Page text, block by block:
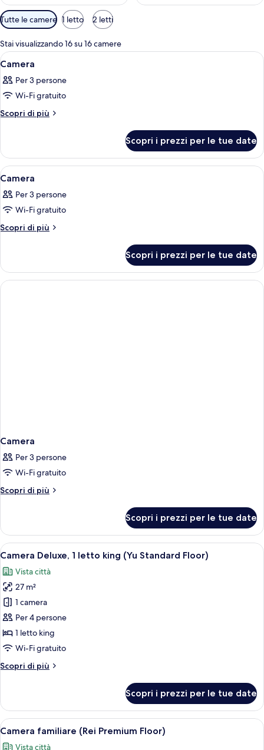
Filtri
disponibili
per
le
camere
Tutte le camere 1 letto 2 letti
Stai visualizzando 16 su 16 camere
Apri
tutte
le
foto
per
Biancheria da letto di alta qualità,
1
Camera
Per 3 persone
Wi-Fi gratuito
Scopri di più
Altri
Scopri i prezzi per le tue date
Apri
tutte
le
foto
per
Biancheria da letto di alta qualità,
1
Camera
Per 3 persone
Wi-Fi gratuito
Scopri di più
Altri
Scopri i prezzi per le tue date
Camera
Per 3 persone
Wi-Fi gratuito
Scopri di più
Altri
Scopri i prezzi per le tue date
Apri
tutte
le
foto
per
Camera
Deluxe,
1
king
Floor)
Biancheria da letto di alta qualità,
12
Camera Deluxe, 1 letto king (Yu Standard Floor)
Vista città
27 m²
1 camera
Per 4 persone
1 letto king
Wi-Fi gratuito
Scopri di più
Altri
Deluxe,
letto
Scopri i prezzi per le tue date
Apri
tutte
Una camera d'albergo moderna con
7
Camera familiare (Rei Premium Floor)
Vista città